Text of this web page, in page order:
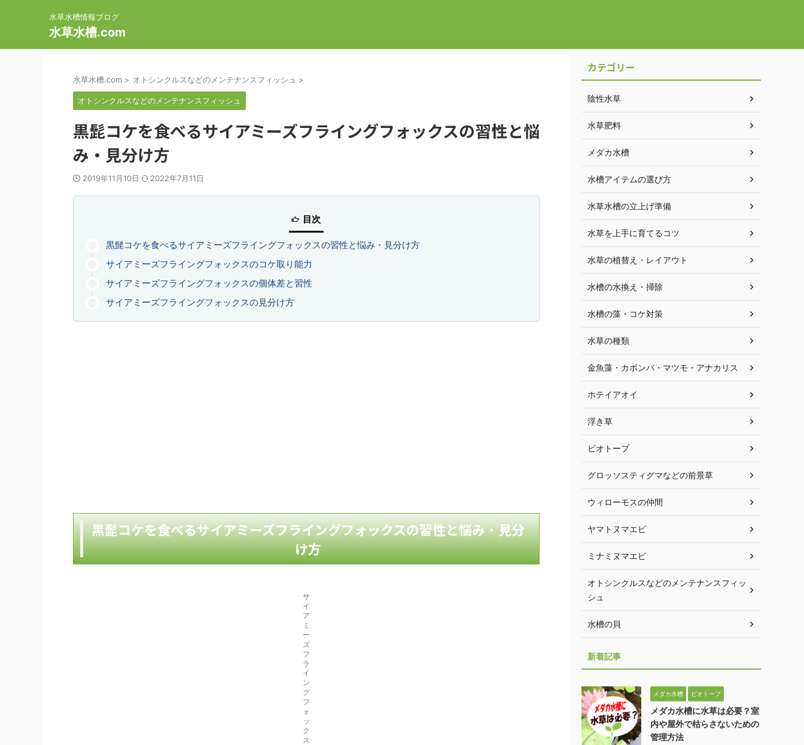
水草水槽情報ブログ
水草水槽.com
水草水槽.com > オトシンクルスなどのメンテナンスフィッシュ >
オトシンクルスなどのメンテナンスフィッシュ
黒髭コケを食べるサイアミーズフライングフォックスの習性と悩
み・見分け方
2019年11月10日 2022年7月11日
目次
黒髭コケを食べるサイアミーズフライングフォックスの習性と悩み・見分け方
サイアミーズフライングフォックスのコケ取り能力
サイアミーズフライングフォックスの個体差と習性
サイアミーズフライングフォックスの見分け方
黒髭コケを食べるサイアミーズフライングフォックスの習性と悩み・見分
け方
サ
イ
ア
ミ
ー
ズ
フ
ラ
イ
ン
グ
フ
ォ
ッ
ク
ス
カテゴリー
陰性水草
水草肥料
メダカ水槽
水槽アイテムの選び方
水草水槽の立上げ準備
水草を上手に育てるコツ
水草の植替え・レイアウト
水槽の水換え・掃除
水槽の藻・コケ対策
水草の種類
金魚藻・カボンバ・マツモ・アナカリス
ホテイアオイ
浮き草
ビオトープ
グロッソスティグマなどの前景草
ウィローモスの仲間
ヤマトヌマエビ
ミナミヌマエビ
オトシンクルスなどのメンテナンスフィッ
シュ
水槽の貝
新着記事
メダカ水槽 ビオトープ
メダカ水槽に水草は必要？室
内や屋外で枯らさないための
管理方法